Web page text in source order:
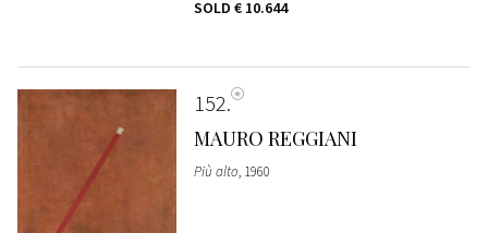
SOLD € 10.644
152
MAURO REGGIANI
Più alto, 1960